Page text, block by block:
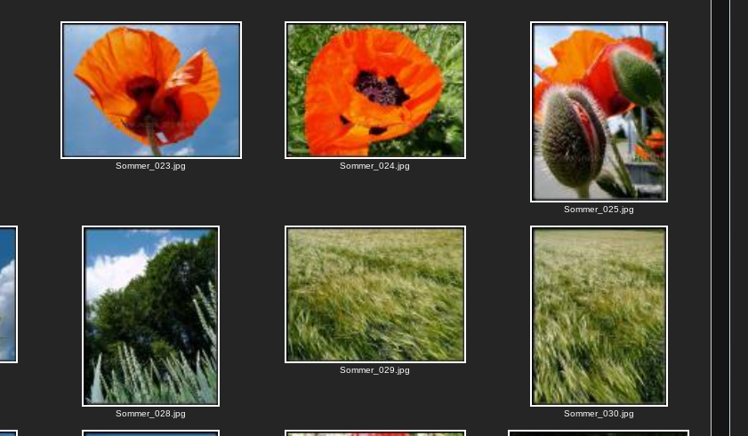
Sommer_023.jpg Sommer_024.jpg
Sommer_025.jpg
Sommer_028.jpg
Sommer_029.jpg
Sommer_030.jpg